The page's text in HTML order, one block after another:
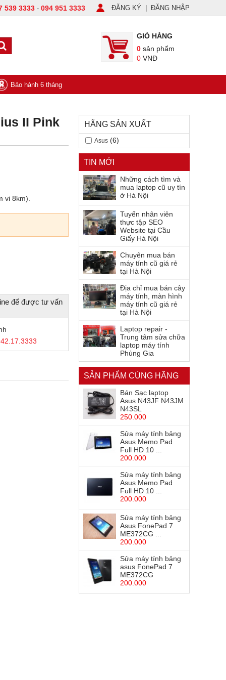
539 3333 - 094 951 3333 ĐĂNG KÝ ĐĂNG NHẬP
GIỎ HÀNG
0 sản phẩm
0 VNĐ
Bảo hành 6 tháng
II Pink
vi 8km).
để được tư vấn
HÃNG SẢN XUẤT
Asus (6)
TIN MỚI
Những cách tìm và
mua laptop cũ uy tín
ở Hà Nội
Tuyển nhân viên
thực tập SEO
Website tại Cầu
Giấy Hà Nội
Chuyên mua bán
máy tính cũ giá rẻ
tại Hà Nội
Địa chỉ mua bán cây
máy tính, màn hình
máy tính cũ giá rẻ
tại Hà Nội
Laptop repair -
Trung tâm sửa chữa
laptop máy tính
Phùng Gia
SẢN PHẨM CÙNG HÃNG
Bán Sạc laptop
Asus N43JF N43JM
N43SL
250.000
Sửa máy tính bảng
Asus Memo Pad
Full HD 10 ...
200.000
Sửa máy tính bảng
Asus Memo Pad
Full HD 10 ...
200.000
Sửa máy tính bảng
Asus FonePad 7
ME372CG ...
200.000
Sửa máy tính bảng
asus FonePad 7
ME372CG
200.000